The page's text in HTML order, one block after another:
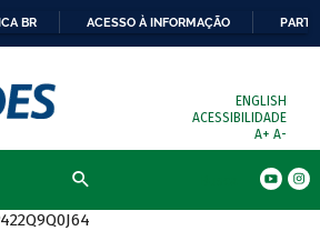
BR ACESSO À INFORMAÇÃO
ENGLISH
ACESSIBILIDADE
A+ A-